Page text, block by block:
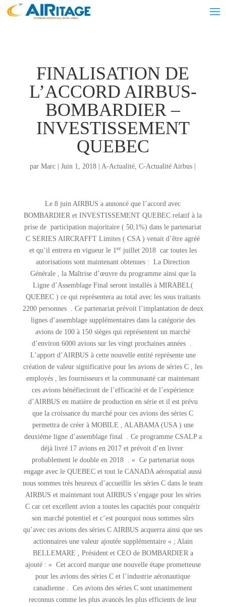
FINALISATION DE
L’ACCORD AIRBUS-
BOMBARDIER –
INVESTISSEMENT
QUEBEC
parMarc |Juin 1, 2018 |A-Actualité,C-Actualité Airbus
Le 8 juin AIRBUS a annoncé que l’accord avec
BOMBARDIER et INVESTISSEMENT QUEBEC relatif à la
prise de participation majoritaire ( 50,1%) dans le partenariat
C SERIES AIRCRAFFT Limites ( CSA ) venait d’être agréé
et qu’il entrera en vigueur le 1erjuillet 2018 car toutes les
autorisations sont maintenant obtenues : La Direction
Générale , la Maîtrise d’œuvre du programme ainsi que la
Ligne d’Assemblage Final seront installés à MIRABEL(
QUEBEC ) ce qui représentera au total avec les sous traitants
2200 personnes . Ce partenariat prévoit l’implantation de deux
lignes d’assemblage supplémentaires dans la catégorie des
avions de 100 à 150 sièges qui représentent un marché
d’environ 6000 avions sur les vingt prochaines années .
L’apport d’AIRBUS à cette nouvelle entité représente une
création de valeur significative pour les avions de séries C , les
employés , les fournisseurs et la communauté car maintenant
ces avions bénéfieciront de l’efficacité et de l’expérience
d’AIRBUS en matière de production en série et il est prévu
que la croissance du marché pour ces avions des séries C
permettra de créer à MOBILE , ALABAMA (USA ) une
deuxiéme ligne d’assemblage final . Ce programme CSALP a
déjà livré 17 avions en 2017 et prévoit d’en livrer
probablement le double en 2018 . « Ce partenariat nous
engage avec le QUEBEC et tout le CANADA aérospatial aussi
nous sommes très heureux d’accueillir les séries C dans le team
AIRBUS et maintenant tout AIRBUS s’engage pour les séries
C car cet excellent avion a toutes les capacités pour conquérir
son marché potentiel et c’est pourquoi nous sommes sûrs
qu’avec ces avions des séries C AIRBUS acquerra ainsi que ses
actionnaires une valeur ajoutée supplémentaire « ; Alain
BELLEMARE , Président et CEO de BOMBARDIER a
ajouté : » Cet accord marque une nouvelle étape prometteuse
pour les avions des séries C et l’industrie aéronautique
canadienne . Ces avions des séries C sont unanimement
reconnus comme les plus avancés les plus efficients de leur